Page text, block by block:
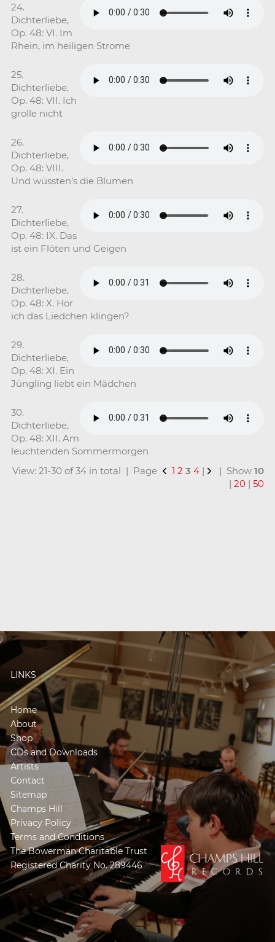
24.
Dichterliebe,
Op. 48: VI. Im
Rhein, im heiligen Strome
25.
Dichterliebe,
Op. 48: VII. Ich
grolle nicht
26.
Dichterliebe,
Op. 48: VIII.
Und wüssten’s die Blumen
27.
Dichterliebe,
Op. 48: IX. Das
ist ein Flöten und Geigen
28.
Dichterliebe,
Op. 48: X. Hör
ich das Liedchen klingen?
29.
Dichterliebe,
Op. 48: XI. Ein
Jüngling liebt ein Mädchen
30.
Dichterliebe,
Op. 48: XII. Am
leuchtenden Sommermorgen
View: 21-30 of 34 in total | Page
1 2 3 4 | | Show10
|20 |50
LINKS
Home
About
Shop
CDs and Downloads
Artists
Contact
Sitemap
Champs Hill
Privacy Policy
Terms and Conditions
The Bowerman Charitable Trust
Registered Charity No. 289446